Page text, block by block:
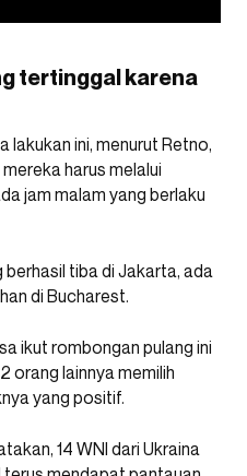
tertinggal karena
lakukan ini, menurut Retno,
harus melalui
jam malam yang berlaku
berhasil tiba di Jakarta, ada
di Bucharest.
ikut rombongan pulang ini
orang lainnya memilih
yang positif.
14 WNI dari Ukraina